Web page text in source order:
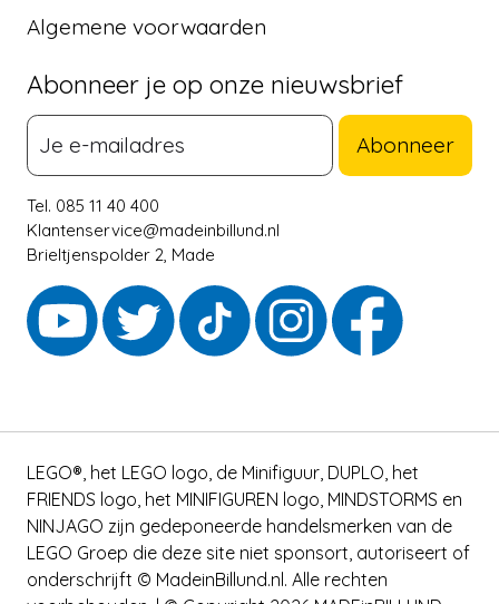
Algemene voorwaarden
Abonneer je op onze nieuwsbrief
Abonneer
Tel. 085 11 40 400
Klantenservice@madeinbillund.nl
Brieltjenspolder 2, Made
LEGO®, het LEGO logo, de Minifiguur, DUPLO, het
FRIENDS logo, het MINIFIGUREN logo, MINDSTORMS en
NINJAGO zijn gedeponeerde handelsmerken van de
LEGO Groep die deze site niet sponsort, autoriseert of
onderschrijft © MadeinBillund.nl. Alle rechten